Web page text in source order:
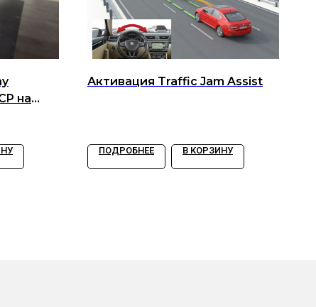
на
Активация Traffic Jam Assist
ПОДРОБНЕЕ В КОРЗИНУ